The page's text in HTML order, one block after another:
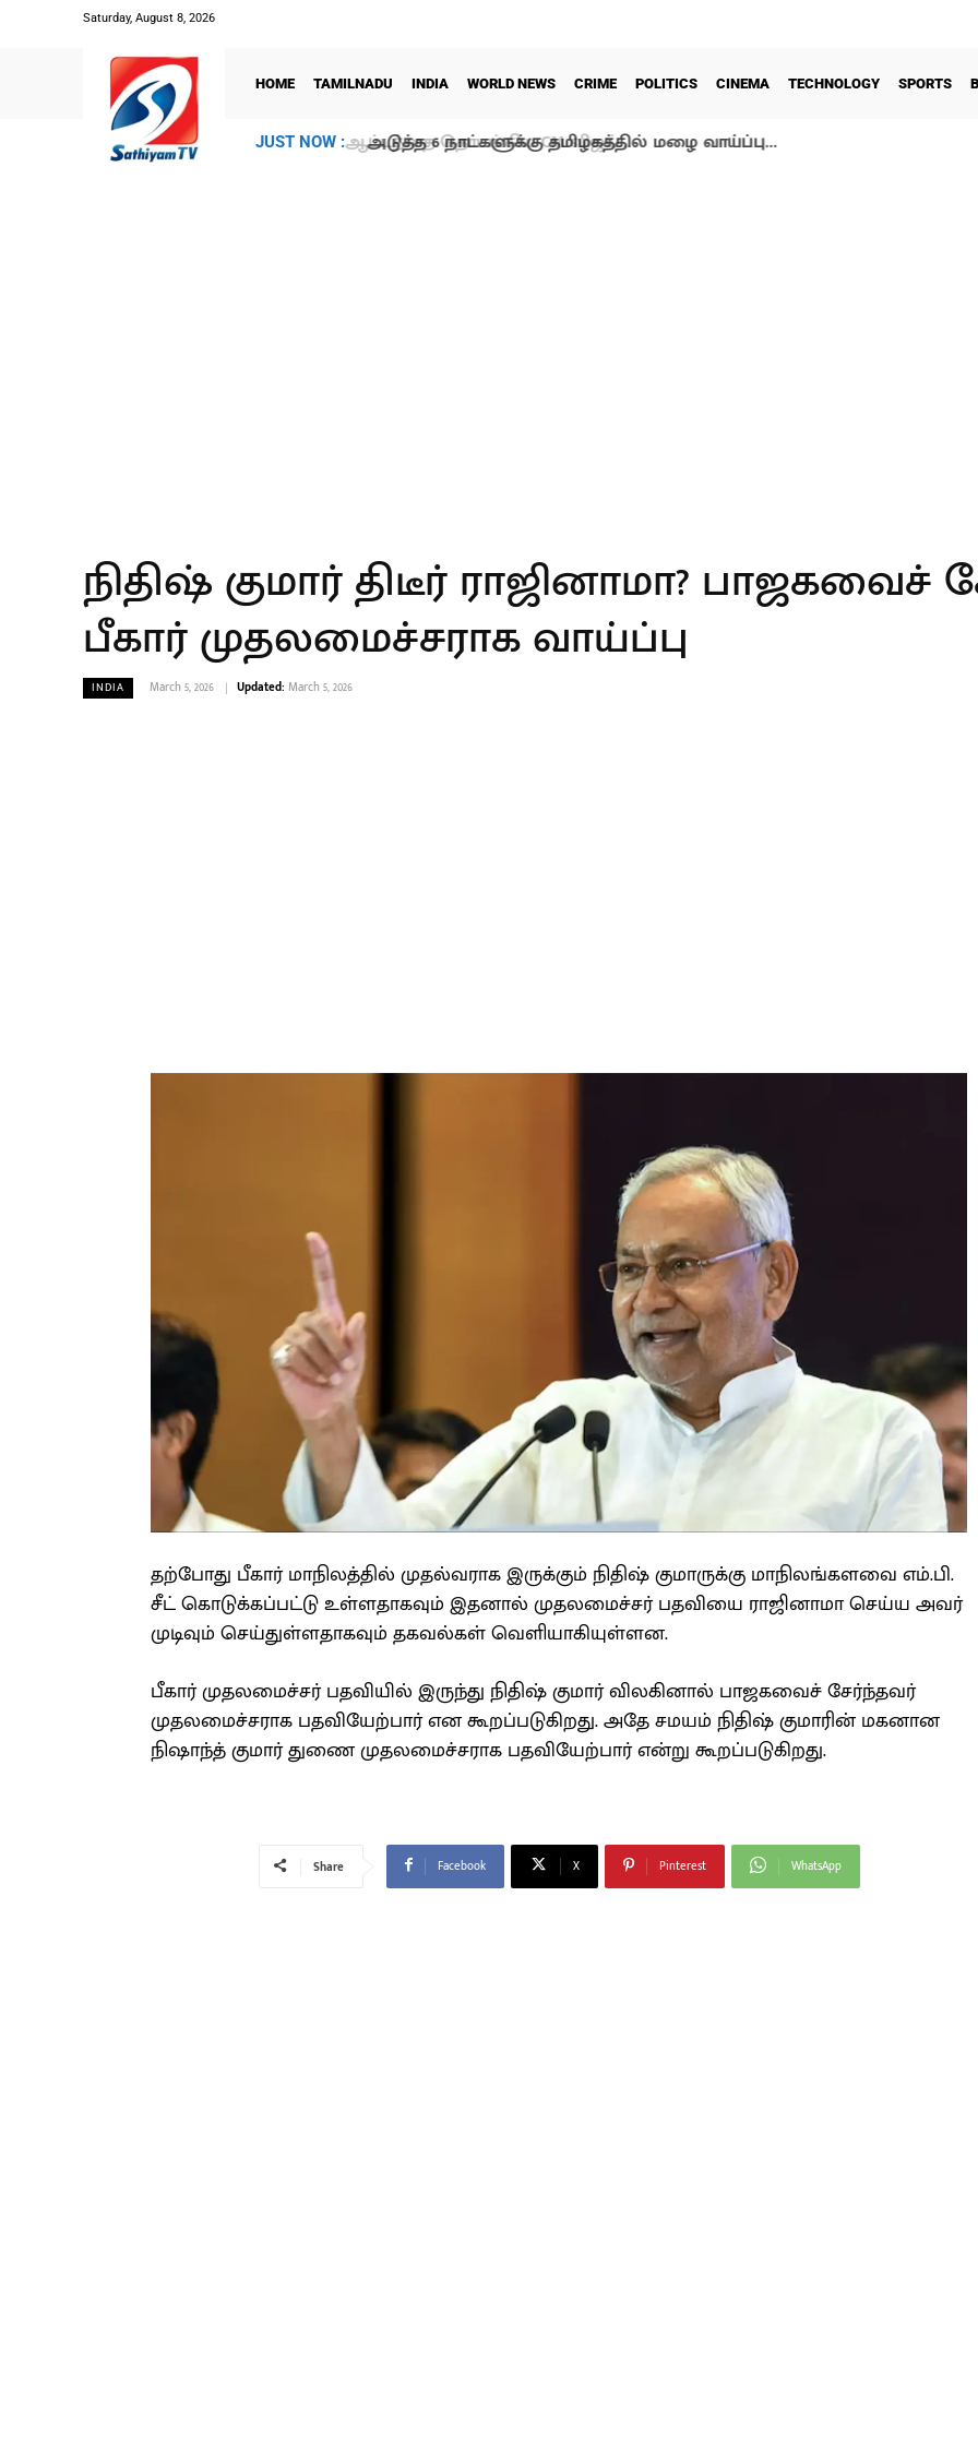
Saturday, August 8, 2026
HOME TAMILNADU INDIA WORLD NEWS CRIME POLITICS CINEMA TECHNOLOGY SPORTS
JUST NOW : அடுத்த 6 நாட்களுக்கு தமிழகத்தில் மழை வாய்ப்பு…
நிதிஷ் குமார் திடீர் ராஜினாமா? பாஜகவைச்
பீகார் முதலமைச்சராக வாய்ப்பு
INDIA March 5, 2026 Updated: March 5, 2026
தற்போது பீகார் மாநிலத்தில் முதல்வராக இருக்கும் நிதிஷ் குமாருக்கு மாநிலங்களவை எம்.பி.
சீட் கொடுக்கப்பட்டு உள்ளதாகவும் இதனால் முதலமைச்சர் பதவியை ராஜினாமா செய்ய அவர்
முடிவும் செய்துள்ளதாகவும் தகவல்கள் வெளியாகியுள்ளன.
பீகார் முதலமைச்சர் பதவியில் இருந்து நிதிஷ் குமார் விலகினால் பாஜகவைச் சேர்ந்தவர்
முதலமைச்சராக பதவியேற்பார் என கூறப்படுகிறது. அதே சமயம் நிதிஷ் குமாரின் மகனான
நிஷாந்த் குமார் துணை முதலமைச்சராக பதவியேற்பார் என்று கூறப்படுகிறது.
Share Facebook X Pinterest WhatsApp